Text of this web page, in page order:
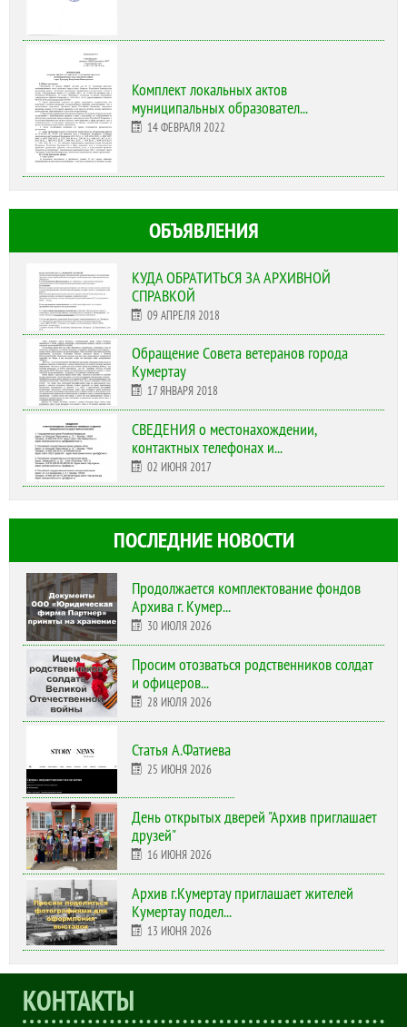
Комплект локальных актов
муниципальных образовател...
14 ФЕВРАЛЯ 2022
ОБЪЯВЛЕНИЯ
КУДА ОБРАТИТЬСЯ ЗА АРХИВНОЙ
СПРАВКОЙ
09 АПРЕЛЯ 2018
Обращение Совета ветеранов города
Кумертау
17 ЯНВАРЯ 2018
СВЕДЕНИЯ о местонахождении,
контактных телефонах и...
02 ИЮНЯ 2017
ПОСЛЕДНИЕ НОВОСТИ
Продолжается комплектование фондов
Архива г. Кумер...
30 ИЮЛЯ 2026
Просим отозваться родственников солдат
и офицеров...
28 ИЮЛЯ 2026
Статья А.Фатиева
25 ИЮНЯ 2026
День открытых дверей "Архив приглашает
друзей"
16 ИЮНЯ 2026
Архив г.Кумертау приглашает жителей
Кумертау подел...
13 ИЮНЯ 2026
КОНТАКТЫ